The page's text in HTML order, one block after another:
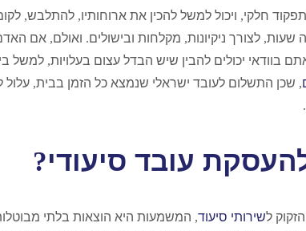
חלקי, ויכול למשל להכין את ארוחותיו, להתלבש,
שעות, לצורך ניקיונות, מקלחות ובישולים. ואולם, אם
בוודאי יכולים להבין שיש הבדל עצום בעלויות, למשל
, שכן התשלום לעובד ישראלי שנמצא כל הזמן בבית, עלול
.
עובד סיעודי?
לשירותי סיעוד, המשמעות היא הוצאות בלתי